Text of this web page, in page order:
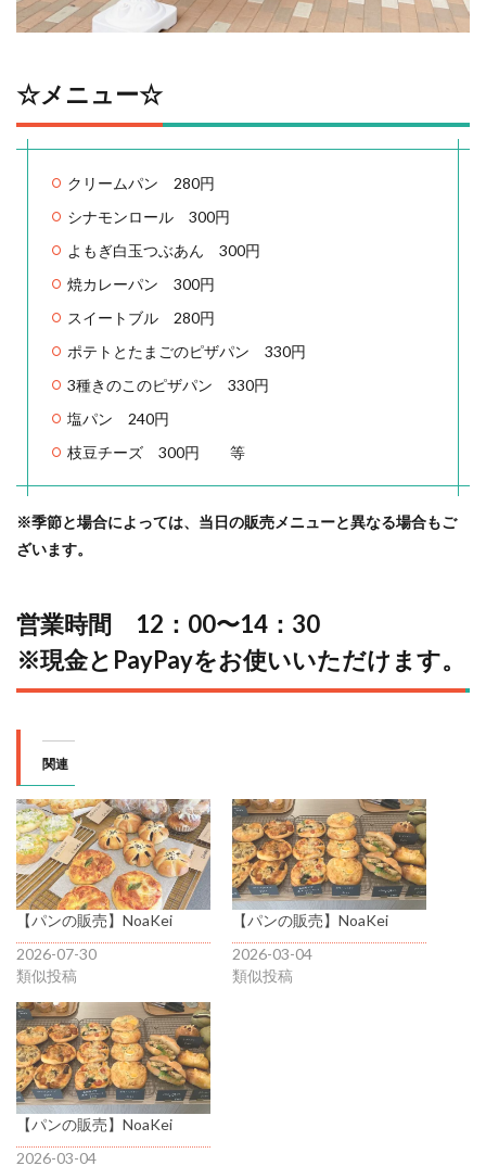
☆メニュー☆
クリームパン 280円
シナモンロール 300円
よもぎ白玉つぶあん 300円
焼カレーパン 300円
スイートブル 280円
ポテトとたまごのピザパン 330円
3種きのこのピザパン 330円
塩パン 240円
枝豆チーズ 300円 等
※季節と場合によっては、当日の販売メニューと異なる場合もご
ざいます。
営業時間 12：00〜14：30
※現金とPayPayをお使いいただけます。
関連
【パンの販売】NoaKei
2026-07-30
類似投稿
【パンの販売】NoaKei
2026-03-04
類似投稿
【パンの販売】NoaKei
2026-03-04